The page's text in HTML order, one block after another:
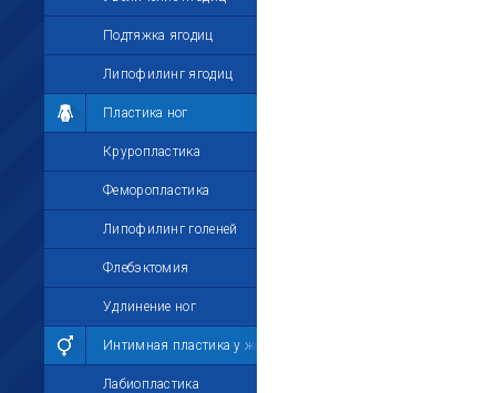
Подтяжка ягодиц
Липофилинг ягодиц
Пластика ног
Круропластика
Феморопластика
Липофилинг голеней
Флебэктомия
Удлинение ног
Интимная пластика у женщин
Лабиопластика